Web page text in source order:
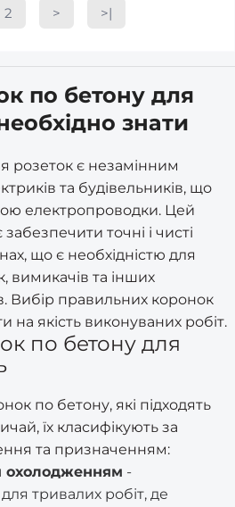
2 > >|
по бетону для
знати
розеток є незамінним
та будівельників, що
електропроводки. Цей
точні і чисті
що є необхідністю для
вимикачів та інших
Вибір правильних коронок
на якість виконуваних робіт.
по бетону для
по бетону, які підходять
їх класифікують за
та призначенням:
охолодженням -
тривалих робіт, де